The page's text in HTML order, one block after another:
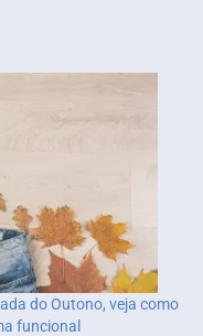
do Outono, veja como
funcional